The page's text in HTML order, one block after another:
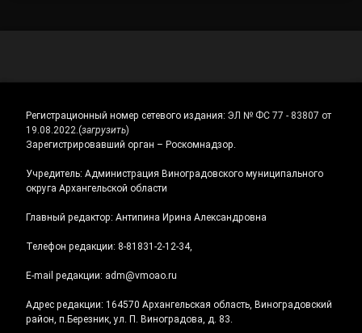
Регистрационный номер сетевого издания: ЭЛ № ФС 77 - 83807 от
19.08.2022.(загрузить)
Зарегистрировавший орган – Роскомнадзор.
Учредитель: Администрация Виноградовского муниципального
округа Архангельской области
Главный редактор: Антипина Ирина Александровна
Телефон редакции: 8-81831-2-12-34,
E-mail редакции: adm@vmoao.ru
Адрес редакции: 164570 Архангельская область, Виноградовский
район, п.Березник, ул. П. Виноградова, д. 83.